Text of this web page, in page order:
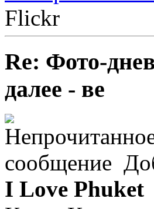
Flickr
Re: Фото-
далее - ве
I Love Phuket